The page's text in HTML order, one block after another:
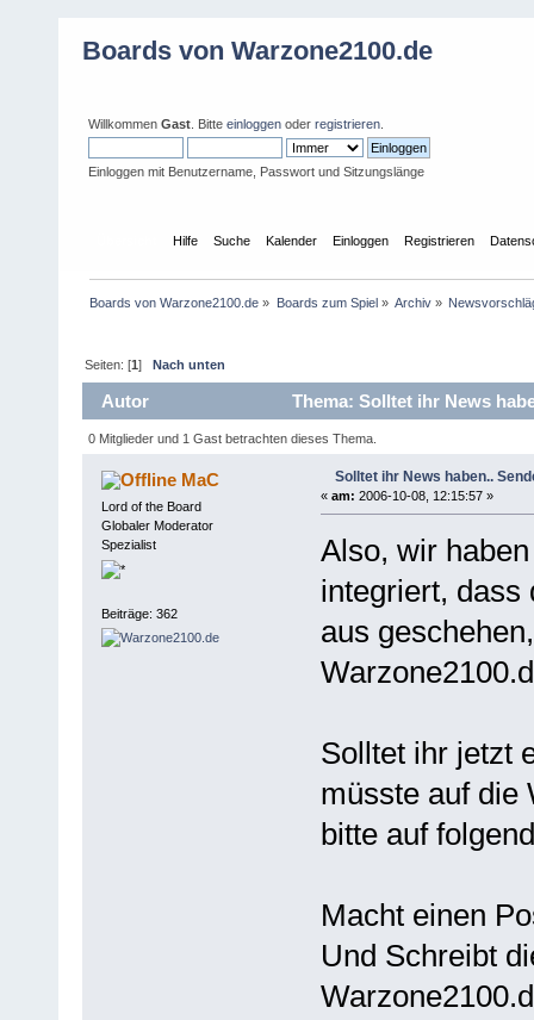
Boards von Warzone2100.de
Willkommen Gast . Bitte einloggen oder registrieren
Einloggen mit Benutzername, Passwort und Sitzungslänge
Hilfe Suche Kalender Einloggen Registrieren
Boards von Warzone2100.de » Boards zum Spiel» Archiv»
Seiten: [1]Nach unten
Autor Thema: Solltet ihr News
0 Mitglieder und 1 Gast betrachten dieses Thema.
MaC
Lord of the Board
Globaler Moderator
Spezialist
Beiträge: 362
Solltet ihr News haben..
« am: 2006-10-08, 12:15:57 »
Also, wir
integriert, dass
aus
Solltet ihr jetzt
müsste auf die
bitte auf
Macht einen
Und Schreibt